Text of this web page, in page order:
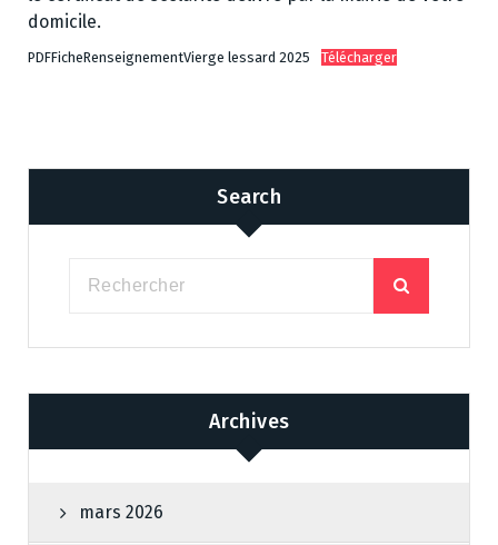
domicile.
PDFFicheRenseignementVierge lessard 2025 Télécharger
Search
Archives
mars 2026